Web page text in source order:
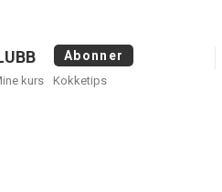
Abonner
kurs Kokketips